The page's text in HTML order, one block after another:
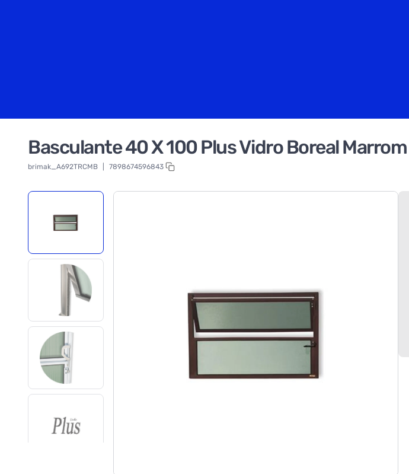
Basculante 40 X 100 Plus Vidro Boreal
brimak_A692TRCMB 7898674596843